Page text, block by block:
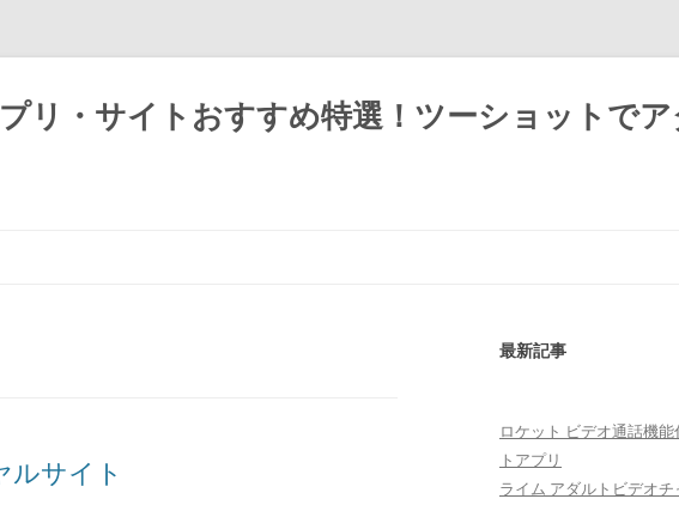
リ・サイトおすすめ特選！ツーショットでア
サイト
最新記事
ロケット ビデオ通話機
トアプリ
ライム アダルトビデオ